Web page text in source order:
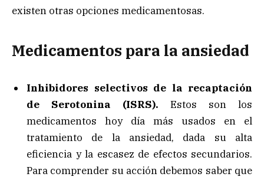
existen otras opciones medicamentosas.
Medicamentos para la ansiedad
Inhibidores selectivos de la recaptación
de Serotonina (ISRS). Estos son los
medicamentos hoy día más usados en el
tratamiento de la ansiedad, dada su alta
eficiencia y la escasez de efectos secundarios.
Para comprender su acción debemos saber que